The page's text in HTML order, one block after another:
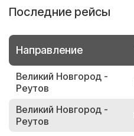
Последние рейсы
Направление
Великий Новгород -
Реутов
Великий Новгород -
Реутов